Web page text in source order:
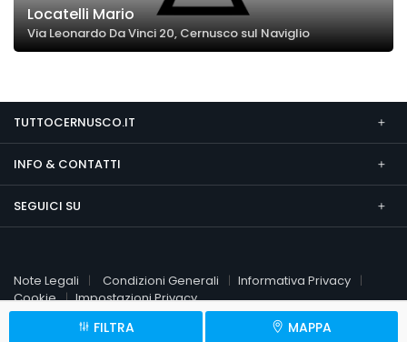
Locatelli Mario
Via Leonardo Da Vinci 20, Cernusco sul Naviglio
FILTRA MAPPA
TUTTOCERNUSCO.IT
INFO & CONTATTI
SEGUICI SU
Note Legali Condizioni Generali
Informativa Privacy
Cookie
Impostazioni Privacy
© 2026 TuttoCernusco.it
P.Iva 09451510961